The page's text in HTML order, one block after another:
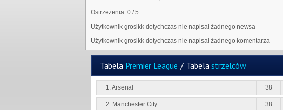
Ostrzeżenia: 0 / 5
Użytkownik grosikk dotychczas nie napisał żadnego newsa
Użytkownik grosikk dotychczas nie napisał żadnego komentarza
Tabela Premier League / Tabela strzelców
1. Arsenal 38
2. Manchester City 38